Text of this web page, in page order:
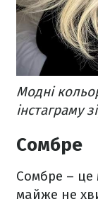
Модні
інстаграму
Сомбре
Сомбре – це
майже не